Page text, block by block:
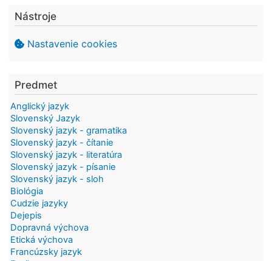
Nástroje
Nastavenie cookies
Predmet
Anglický jazyk
Slovenský Jazyk
Slovenský jazyk - gramatika
Slovenský jazyk - čítanie
Slovenský jazyk - literatúra
Slovenský jazyk - písanie
Slovenský jazyk - sloh
Biológia
Cudzie jazyky
Dejepis
Dopravná výchova
Etická výchova
Francúzsky jazyk